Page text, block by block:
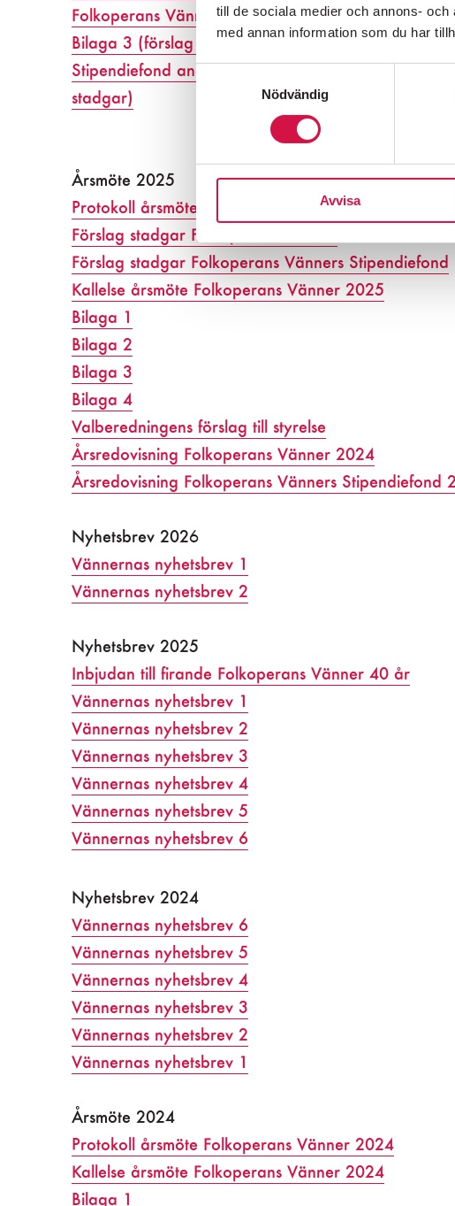
till de sociala medier och annons-
med annan information som du har
Samtyckesval
Nödvändig
Avvisa
Folkoperans Vänners Stipendiefond för beslut)
Bilaga 3 (förslag till tillägg i Folkoperans Vänners
Stipendiefond ang. motioner liksom ett
stadgar)
Årsmöte 2025
Protokoll årsmöte Folkoperans Vänner 2025
Förslag stadgar Folkoperans Vänner
Förslag stadgar Folkoperans Vänners Stipendiefond
Kallelse årsmöte Folkoperans Vänner 2025
Bilaga 1
Bilaga 2
Bilaga 3
Bilaga 4
Valberedningens förslag till styrelse
Årsredovisning Folkoperans Vänner 2024
Årsredovisning Folkoperans Vänners Stipendiefond
Nyhetsbrev 2026
Vännernas nyhetsbrev 1
Vännernas nyhetsbrev 2
Nyhetsbrev 2025
Inbjudan till firande Folkoperans Vänner 40 år
Vännernas nyhetsbrev 1
Vännernas nyhetsbrev 2
Vännernas nyhetsbrev 3
Vännernas nyhetsbrev 4
Vännernas nyhetsbrev 5
Vännernas nyhetsbrev 6
Nyhetsbrev 2024
Vännernas nyhetsbrev 6
Vännernas nyhetsbrev 5
Vännernas nyhetsbrev 4
Vännernas nyhetsbrev 3
Vännernas nyhetsbrev 2
Vännernas nyhetsbrev 1
Årsmöte 2024
Protokoll årsmöte Folkoperans Vänner 2024
Kallelse årsmöte Folkoperans Vänner 2024
Bilaga 1
Folkoperan,